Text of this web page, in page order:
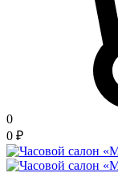
0
0 ₽